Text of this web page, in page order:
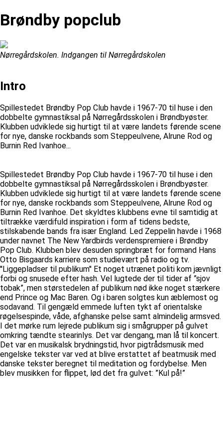
Brøndby popclub
Nørregårdskolen. Indgangen til Nørregårdskolen
Intro
Spillestedet Brøndby Pop Club havde i 1967-70 til huse i den
dobbelte gymnastiksal på Nørregårdsskolen i Brøndbyøster.
Klubben udviklede sig hurtigt til at være landets førende scene
for nye, danske rockbands som Steppeulvene, Alrune Rod og
Burnin Red Ivanhoe...
Spillestedet Brøndby Pop Club havde i 1967-70 til huse i den
dobbelte gymnastiksal på Nørregårdsskolen i Brøndbyøster.
Klubben udviklede sig hurtigt til at være landets førende scene
for nye, danske rockbands som Steppeulvene, Alrune Rod og
Burnin Red Ivanhoe. Det skyldtes klubbens evne til samtidig at
tiltrække værdifuld inspiration i form af tidens bedste,
stilskabende bands fra især England. Led Zeppelin havde i 1968
under navnet The New Yardbirds verdenspremiere i Brøndby
Pop Club. Klubben blev desuden springbræt for formand Hans
Otto Bisgaards karriere som studievært på radio og tv.
''Liggepladser til publikum'' Et noget utrænet politi kom jævnligt
forbi og snusede efter hash. Vel lugtede der til tider af ”sjov
tobak”, men størstedelen af publikum nød ikke noget stærkere
end Prince og Mac Baren. Og i baren solgtes kun æblemost og
sodavand. Til gengæld emmede luften tykt af orientalske
røgelsespinde, våde, afghanske pelse samt almindelig armsved.
I det mørke rum lejrede publikum sig i smågrupper på gulvet
omkring tændte stearinlys. Det var dengang, man lå til koncert.
Det var en musikalsk brydningstid, hvor pigtrådsmusik med
engelske tekster var ved at blive erstattet af beatmusik med
danske tekster beregnet til meditation og fordybelse. Men
blev musikken for flippet, lød det fra gulvet: ”Kul på!”